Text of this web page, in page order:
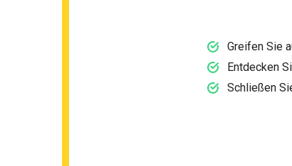
Greifen Sie
Entdecken
Schließen